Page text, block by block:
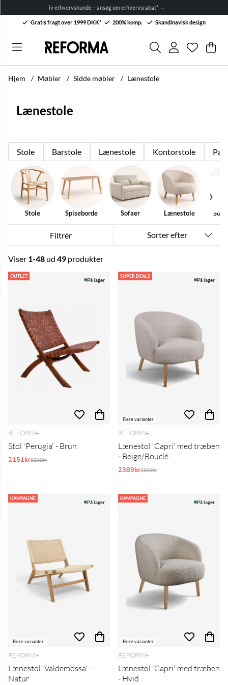
Alt til sommerbordet! Op til
Gratis fragt over 1999 DKK* 200% komp. Skandinavisk design
Antal på
. .
Hjem Møbler Sidde møbler Lænestole
Lænestole
Stole Barstole Lænestole Kontorstole
Stole Spiseborde Sofaer Lænestole
Filtrér Sorter efter
Viser 1-48 ud 49 produkter
Produkter
OUTLET
På lager
REFORMA
Stol 'Perugia' - Brun
2151krNormalpris:
6209kr
SUPER DEALS
Flere varianter
På lager
REFORMA
Lænestol 'Capri' med træben
- Beige/Bouclé
2389krNormalpris:
3899kr
KAMPAGNE
Flere varianter
På lager
REFORMA
Lænestol 'Valdemossa' -
Natur
KAMPAGNE
Flere varianter
På lager
REFORMA
Lænestol 'Capri' med træben
- Hvid